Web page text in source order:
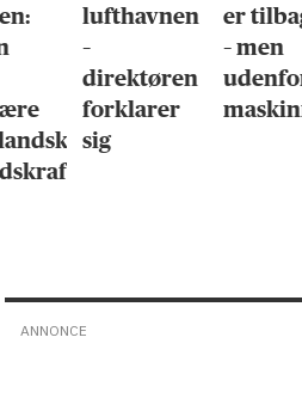
lufthavnen
–
direktøren
forklarer
sig
er tilbage
udenfor
og
i
ANNONCE